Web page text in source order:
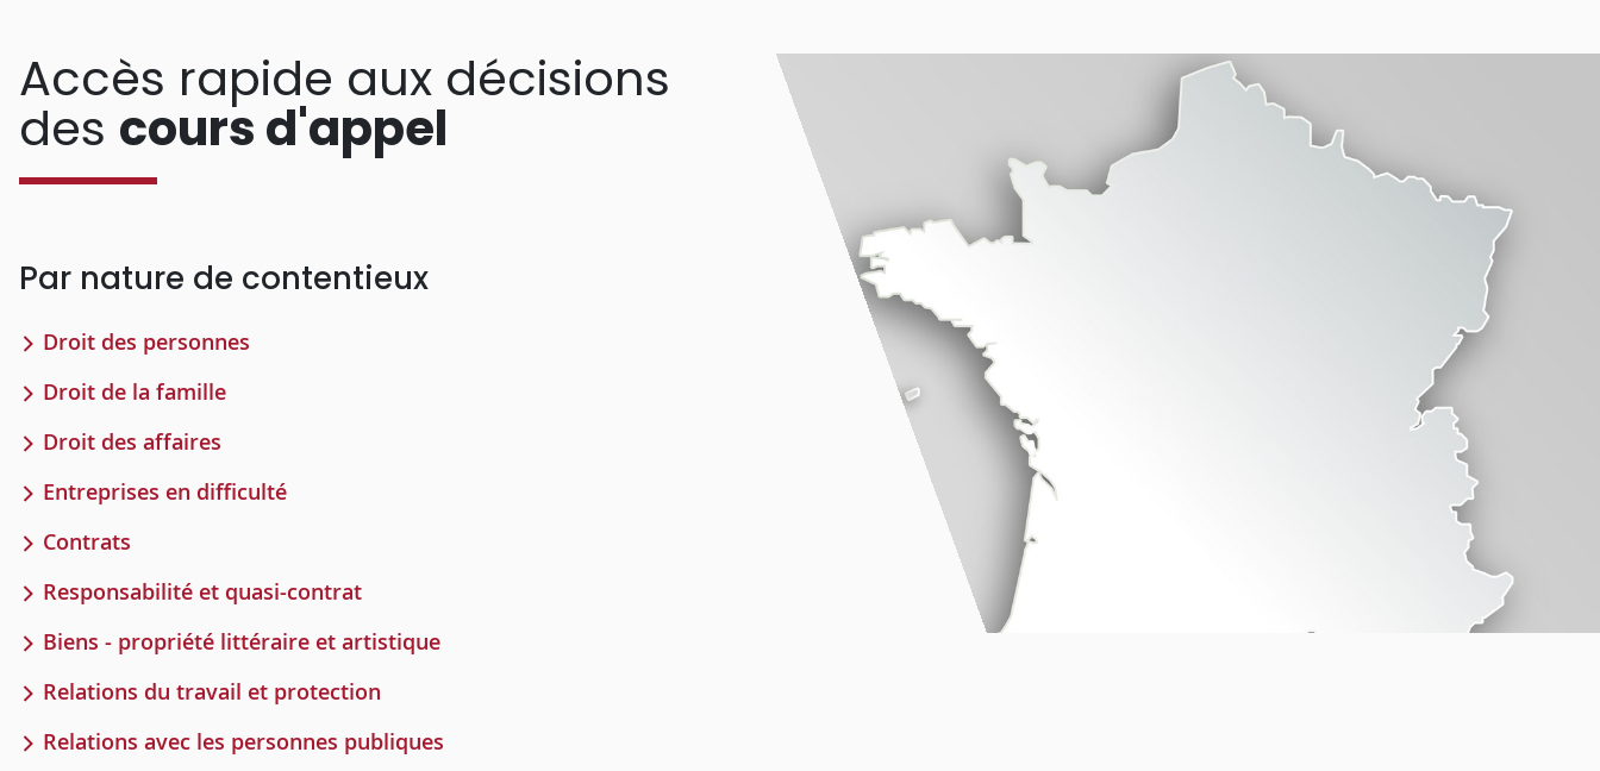
Accès rapide aux décisions
des cours d'appel
Par nature de contentieux
Droit des personnes
Droit de la famille
Droit des affaires
Entreprises en difficulté
Contrats
Responsabilité et quasi-contrat
Biens - propriété littéraire et artistique
Relations du travail et protection
Relations avec les personnes publiques